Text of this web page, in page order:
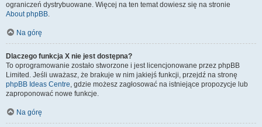
ograniczeń dystrybuowane. Więcej na ten temat dowiesz się na stronie
About phpBB.
Na górę
Dlaczego funkcja X nie jest dostępna?
To oprogramowanie zostało stworzone i jest licencjonowane przez phpBB
Limited. Jeśli uważasz, że brakuje w nim jakiejś funkcji, przejdź na stronę
phpBB Ideas Centre, gdzie możesz zagłosować na istniejące propozycje lub
zaproponować nowe funkcje.
Na górę